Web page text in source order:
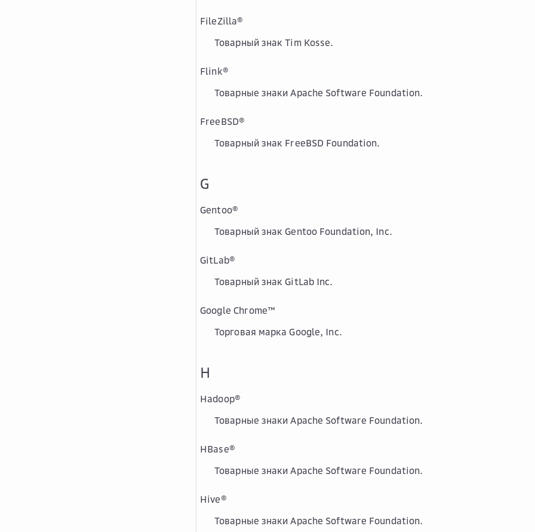
FileZilla®
Товарный знак Tim Kosse.
Flink®
Товарные знаки Apache Software Foundation.
FreeBSD®
Товарный знак FreeBSD Foundation.
G
Gentoo®
Товарный знак Gentoo Foundation, Inc.
GitLab®
Товарный знак GitLab Inc.
Google Chrome™
Торговая марка Google, Inc.
H
Hadoop®
Товарные знаки Apache Software Foundation.
HBase®
Товарные знаки Apache Software Foundation.
Hive®
Товарные знаки Apache Software Foundation.